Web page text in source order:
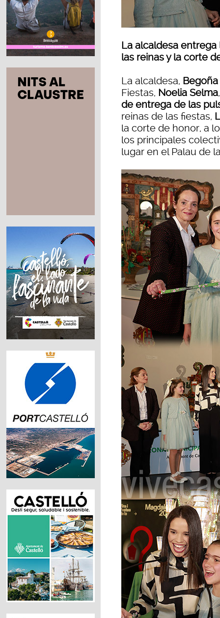
La alcaldesa entrega
las reinas y la corte
La alcaldesa,
Fiestas, Noelia Selma
de entrega de las
reinas de las fiestas,
la corte de honor, a
los principales
lugar en el Palau de